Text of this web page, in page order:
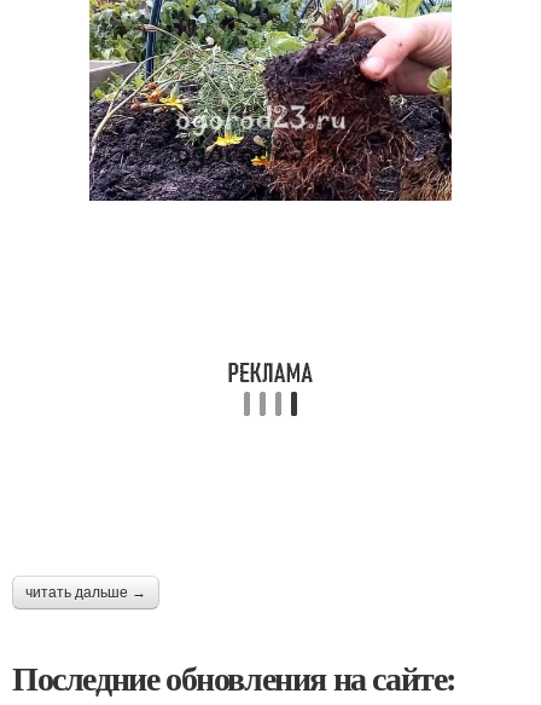
читать дальше →
Последние обновления на сайте: